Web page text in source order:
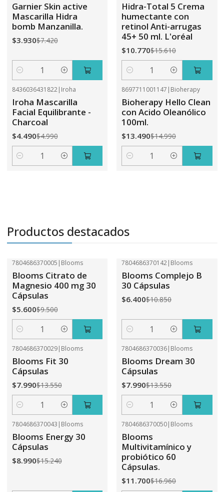
Garnier Skin active
Mascarilla Hidra
bomb Manzanilla.
$3.930$7.420
Cantidad
Hidra-Total 5 Crema
humectante con
retinol Anti-arrugas
45+ 50 ml. L'oréal
$10.770$15.610
Cantidad
8436036431822| Iroha
Iroha Mascarilla
Facial Equilibrante -
Charcoal
$4.490$4.990
Cantidad
8697711001147 | Bioherapy
Bioherapy Hello Clean
con Acido Oleanólico
100ml.
$13.490$14.990
Cantidad
Productos destacados
7804686370005 | Blooms
Blooms Citrato de
Magnesio 400 mg 30
Cápsulas
$5.600$9.500
Cantidad
7804686370142| Blooms
Blooms Complejo B
30 Cápsulas
$6.400$10.850
Cantidad
7804686370029| Blooms
Blooms Fit 30
Cápsulas
$7.990$13.550
Cantidad
7804686370036| Blooms
Blooms Dream 30
Cápsulas
$7.990$13.550
Cantidad
7804686370043 | Blooms
Blooms Energy 30
Cápsulas
$8.990$15.240
7804686370050| Blooms
Blooms
Multivitamínico y
probiótico 60
Cápsulas.
$11.700$16.960